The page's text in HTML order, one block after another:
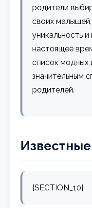
родители
своих
уникальность
настоящее
список модных
значительным
родителей.
{SECTION_10}